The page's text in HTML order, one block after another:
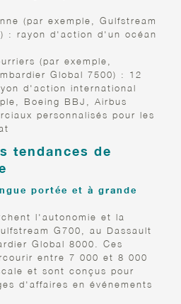
(par exemple, Gulfstream
: rayon d'action d'un océan
(par exemple,
Global 7500) : 12
d'action international
Boeing BBJ, Airbus
personnalisés pour les
tendances de
portée et à grande
l'autonomie et la
G700, au Dassault
Global 8000. Ces
entre 7 000 et 8 000
et sont conçus pour
d'affaires en événements